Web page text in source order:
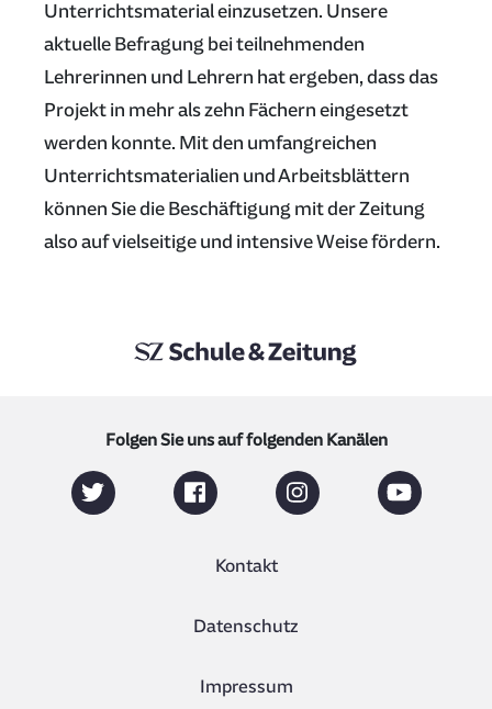
Unterrichtsmaterial einzusetzen. Unsere
aktuelle Befragung bei teilnehmenden
Lehrerinnen und Lehrern hat ergeben, dass das
Projekt in mehr als zehn Fächern eingesetzt
werden konnte. Mit den umfangreichen
Unterrichtsmaterialien und Arbeitsblättern
können Sie die Beschäftigung mit der Zeitung
also auf vielseitige und intensive Weise fördern.
Folgen Sie uns auf folgenden Kanälen
Kontakt
Datenschutz
Impressum